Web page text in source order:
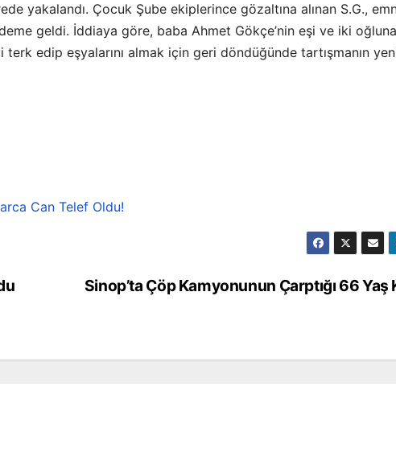
yakalandı. Çocuk Şube ekiplerince gözaltına alınan S.G.,
geldi. İddiaya göre, baba Ahmet Gökçe’nin eşi ve iki
edip eşyalarını almak için geri döndüğünde tartışmanın
Can Telef Oldu!
Sinop’ta Çöp Kamyonunun Çarptığı 66 Yaş